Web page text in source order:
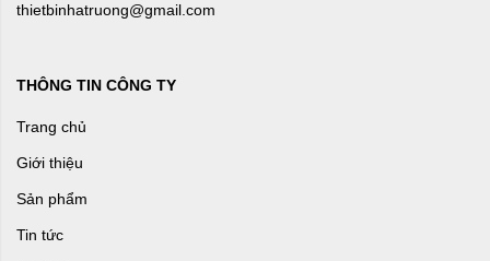
thietbinhatruong@gmail.com
THÔNG TIN CÔNG TY
Trang chủ
Giới thiệu
Sản phẩm
Tin tức